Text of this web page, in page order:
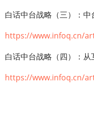
白话中台战略（三）：中
https://www.infoq.cn/
白话中台战略（四）：
https://www.infoq.cn/